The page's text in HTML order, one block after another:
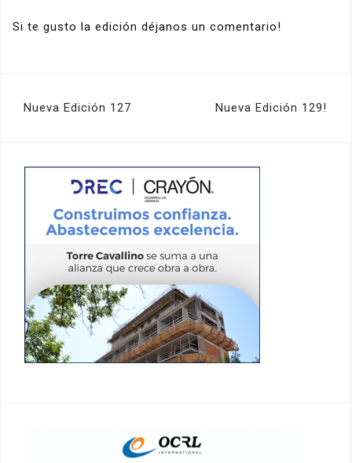
Si te gusto la edición déjanos un comentario!
Navegación
entradas
Nueva Edición 127 Nueva Edición 129!